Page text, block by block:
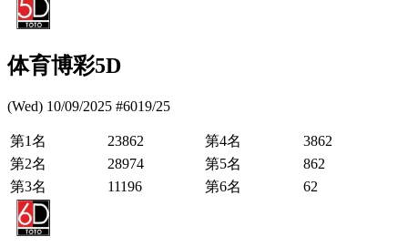
体育博彩5D
(Wed) 10/09/2025 #6019/25
第1名 23862 第4名
3862
第2名
28974 第5名
862
第3名
11196 第6名 62